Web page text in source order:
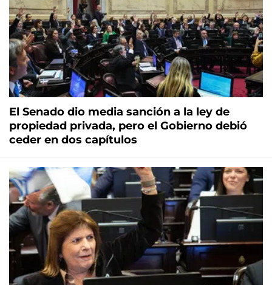
El Senado dio media sanción a la ley de
propiedad privada, pero el Gobierno debió
ceder en dos capítulos